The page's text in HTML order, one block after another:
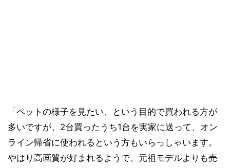
「ペットの様子を見たい、という目的で買われる方が
多いですが、2台買ったうち1台を実家に送って、オン
ライン帰省に使われるという方もいらっしゃいます。
やはり高画質が好まれるようで、元祖モデルよりも売